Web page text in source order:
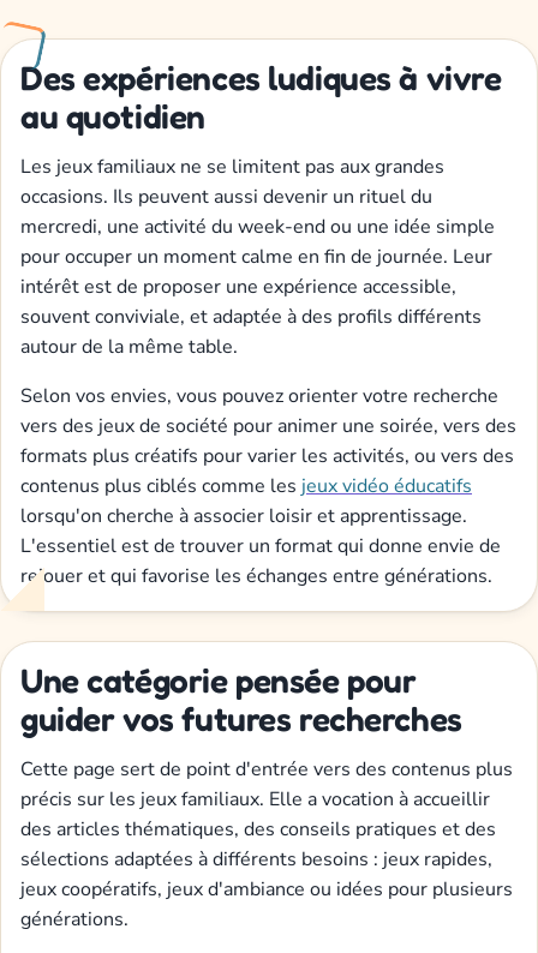
Des expériences ludiques à vivre
au quotidien
Les jeux familiaux ne se limitent pas aux grandes
occasions. Ils peuvent aussi devenir un rituel du
mercredi, une activité du week-end ou une idée simple
pour occuper un moment calme en fin de journée. Leur
intérêt est de proposer une expérience accessible,
souvent conviviale, et adaptée à des profils différents
autour de la même table.
Selon vos envies, vous pouvez orienter votre recherche
vers des jeux de société pour animer une soirée, vers des
formats plus créatifs pour varier les activités, ou vers des
contenus plus ciblés comme les jeux vidéo éducatifs
lorsqu'on cherche à associer loisir et apprentissage.
L'essentiel est de trouver un format qui donne envie de
rejouer et qui favorise les échanges entre générations.
Une catégorie pensée pour
guider vos futures recherches
Cette page sert de point d'entrée vers des contenus plus
précis sur les jeux familiaux. Elle a vocation à accueillir
des articles thématiques, des conseils pratiques et des
sélections adaptées à différents besoins : jeux rapides,
jeux coopératifs, jeux d'ambiance ou idées pour plusieurs
générations.